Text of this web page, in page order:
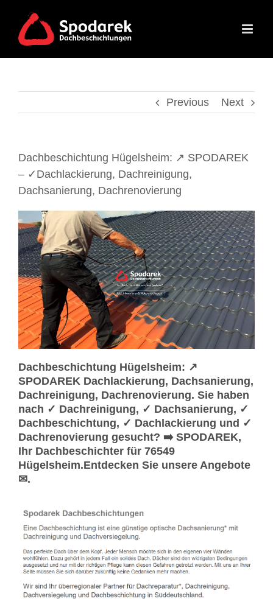
content
Previous Next
Dachbeschichtung Hügelsheim: ↗️ SPODAREK
– ✓Dachlackierung, Dachreinigung,
Dachsanierung, Dachrenovierung
Dachbeschichtung Hügelsheim: ↗️
SPODAREK Dachlackierung, Dachsanierung,
Dachreinigung, Dachrenovierung. Sie haben
nach ✓ Dachreinigung, ✓ Dachsanierung, ✓
Dachbeschichtung, ✓ Dachlackierung und ✓
Dachrenovierung gesucht? ➡️ SPODAREK,
Ihr Dachbeschichter für 76549
Hügelsheim.Entdecken Sie unsere Angebote
✉.